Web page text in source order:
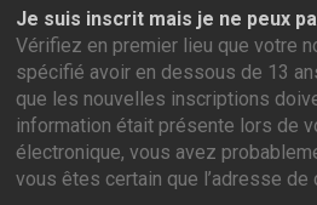
Je suis inscrit mais je ne peux
Vérifiez en premier lieu que votre
spécifié avoir en dessous de 13
que les nouvelles inscriptions
information était présente lors de
électronique, vous avez
vous êtes certain que l’adresse